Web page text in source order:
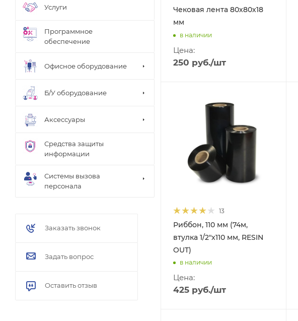
Чековая лента 80х80х18
мм
в наличии
Цена:
250 руб./шт
13
Риббон, 110 мм (74м,
втулка 1/2"x110 мм, RESIN
OUT)
в наличии
Цена:
425 руб./шт
Услуги
Программное
обеспечение
Офисное оборудование
Б/У оборудование
Аксессуары
Средства защиты
информации
Системы вызова
персонала
Заказать звонок
Задать вопрос
Оставить отзыв